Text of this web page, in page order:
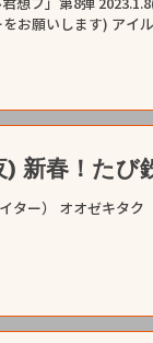
お願いします) アイ
新春！たび
豊岡真澄（ママ鉄） 栗原景（